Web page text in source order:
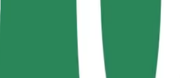
Bucharest Henri Coanda Airport (OTP)
Gemak en comfort op slechts een paar tikken afstand!